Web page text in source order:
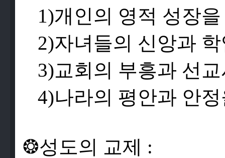
1)개 인의 영적 성장을
2)자녀들의 신 앙과 학
3)교 회의 부흥과 선 교
4)나라의 평 안과 안정
❂성도의 교제 :